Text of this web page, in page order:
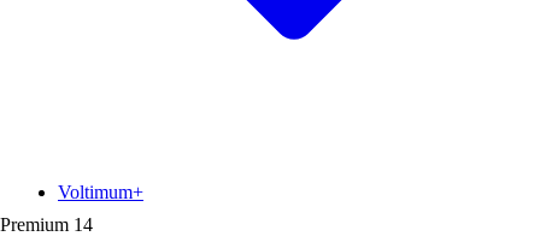
Premium 14
Voltimum+